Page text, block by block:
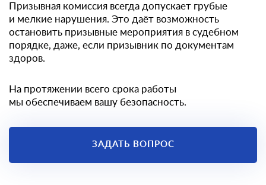
Призывная комиссия всегда допускает грубые
и мелкие нарушения. Это даёт возможность
остановить призывные мероприятия в судебном
порядке, даже, если призывник по документам
здоров.
На протяжении всего срока работы
мы обеспечиваем вашу безопасность.
ЗАДАТЬ ВОПРОС